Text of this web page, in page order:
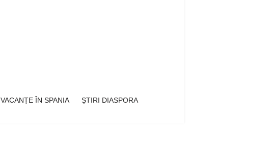
VACANȚE ÎN SPANIA
ȘTIRI DIASPORA